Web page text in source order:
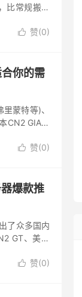
比常规搬瓦
 赞(0)
你的需
蒙特等)、
CN2 GIA、
 赞(0)
爆款推
了众多国内
GT、美国
 赞(0)